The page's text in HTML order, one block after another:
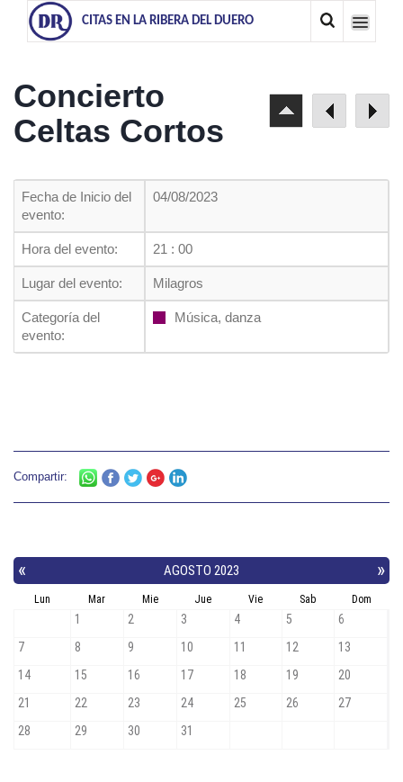
CITAS EN LA RIBERA DEL DUERO
Concierto
Celtas Cortos
Fecha de Inicio del
evento:
04/08/2023
Hora del evento: 21 : 00
Lugar del evento: Milagros
Categoría del
evento:
Música, danza
Compartir: